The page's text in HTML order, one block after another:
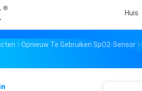
Huis
Opnieuw Te Gebruiken SpO2-Sensor